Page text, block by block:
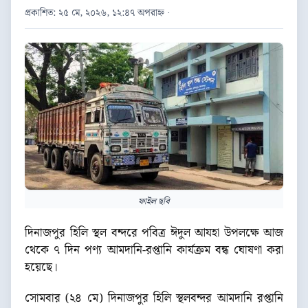
প্রকাশিত: ২৫ মে, ২০২৬, ১২:৪৭ অপরাহ্ন ·
ফাইল ছবি
দিনাজপুর হিলি স্থল বন্দরে পবিত্র ঈদুল আযহা উপলক্ষে আজ
থেকে ৭ দিন পণ্য আমদানি-রপ্তানি কার্যক্রম বন্ধ ঘোষণা করা
হয়েছে।
সোমবার (২৪ মে) দিনাজপুর হিলি স্থলবন্দর আমদানি রপ্তানি